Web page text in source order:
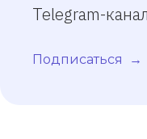
Telegram-
Подписаться